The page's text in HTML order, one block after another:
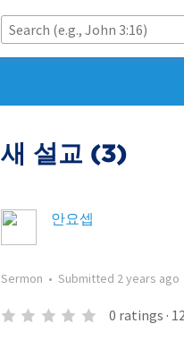
새 설교 (3)
안요셉
Sermon • Submitted 2 years ago
0 ratings ·